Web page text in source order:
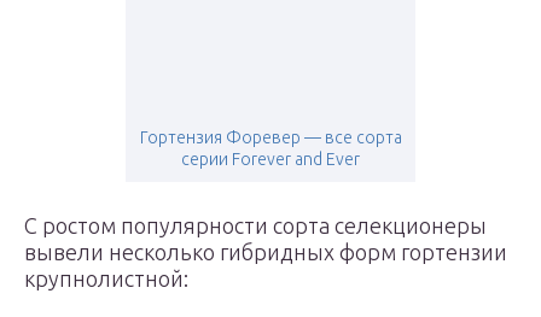
Гортензия Форевер — все сорта
серии Forever and Ever
С ростом популярности сорта селекционеры
вывели несколько гибридных форм гортензии
крупнолистной: